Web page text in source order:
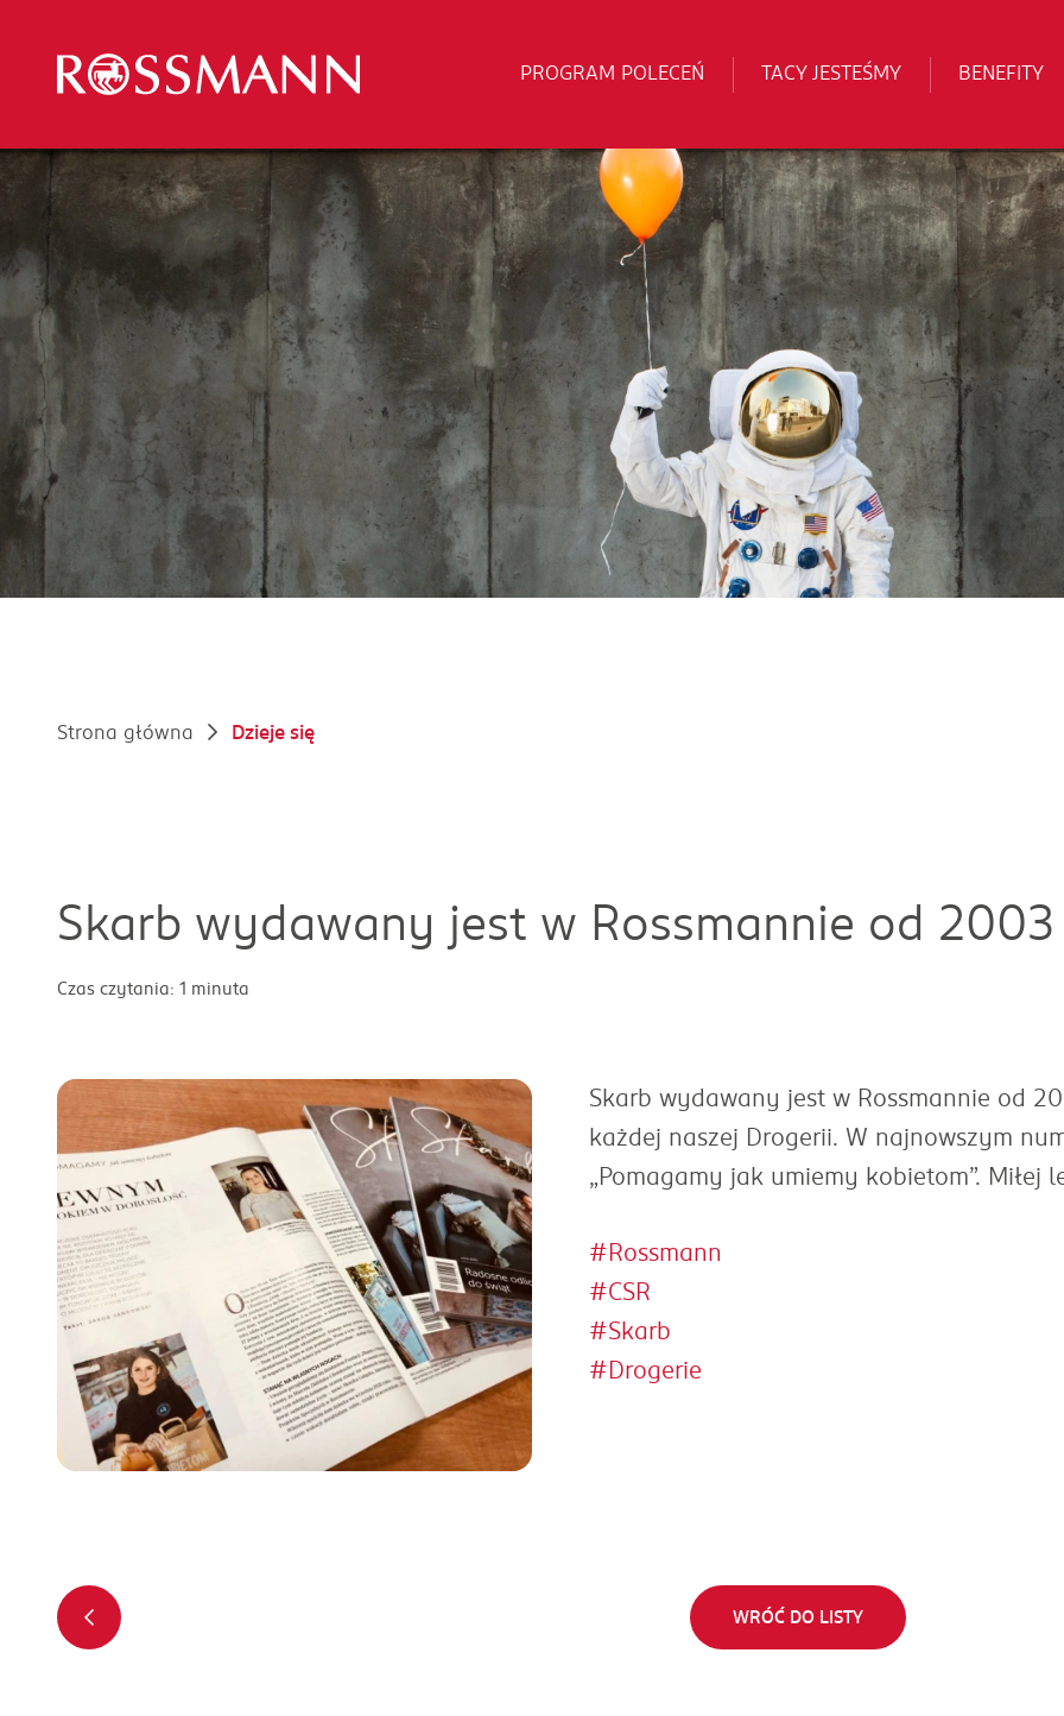
PROGRAM POLECEŃ TACY JESTEŚMY BENEFITY
Strona główna Dzieje się
Skarb wydawany jest w Rossmannie od 2003
Czas czytania: 1 minuta
Skarb wydawany jest w Rossmannie od
każdej naszej Drogerii. W najnowszym
„Pomagamy jak umiemy kobietom”. Miłej
#Rossmann
#CSR
#Skarb
#Drogerie
WRÓĆ DO LISTY